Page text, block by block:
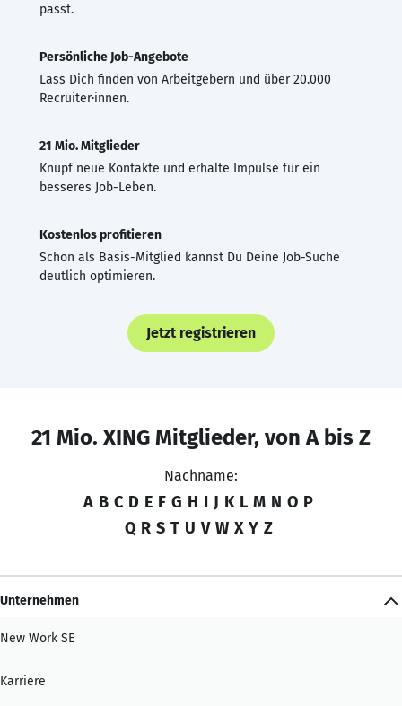
passt.
Persönliche Job-Angebote
Lass Dich finden von Arbeitgebern und über 20.000
Recruiter·innen.
21 Mio. Mitglieder
Knüpf neue Kontakte und erhalte Impulse für ein
besseres Job-Leben.
Kostenlos profitieren
Schon als Basis-Mitglied kannst Du Deine Job-Suche
deutlich optimieren.
Jetzt registrieren
21 Mio. XING Mitglieder, von A bis Z
Nachname:
A B C D E F G H I J K L M N O P
Q R S T U V W X Y Z
Unternehmen
New Work SE
Karriere